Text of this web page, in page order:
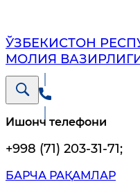
ЎЗБЕКИСТОН
МОЛИЯ
Ишонч телефони
+998 (71) 203-31-71;
БАРЧА РАҚАМЛАР